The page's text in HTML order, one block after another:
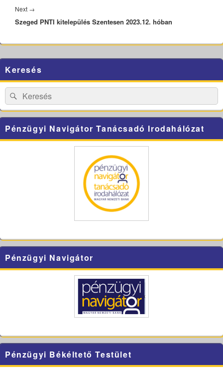
Next →
post:
Szeged PNTI kitelepülés Szentesen 2023.12. hóban
Sidebar
Widget
Area
Keresés
Search
for:
Search
Pénzügyi Navigátor Tanácsadó Irodahálózat
Pénzügyi Navigátor
Pénzügyi Békéltető Testület